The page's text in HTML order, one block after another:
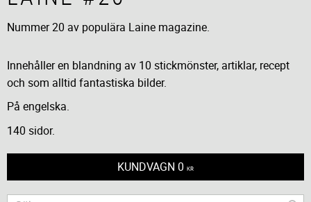
Nummer 20 av populära Laine magazine.
Innehåller en blandning av 10 stickmönster, artiklar, recept
och som alltid fantastiska bilder.
På engelska.
140 sidor.
KUNDVAGN 0 KR